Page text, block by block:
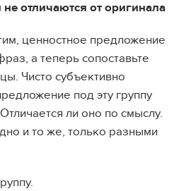
отличаются от оригинала
ценностное предложение
а теперь сопоставьте
Чисто субъективно
под эту группу
ли оно по смыслу.
и то же, только разными